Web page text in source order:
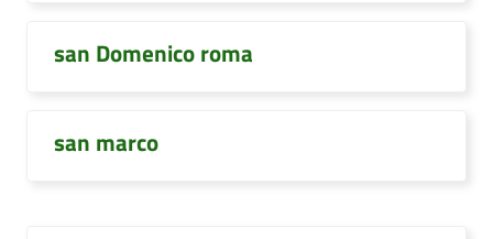
san Domenico roma
san marco